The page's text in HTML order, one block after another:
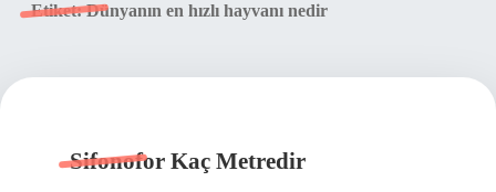
Etiket:Dünyanın en hızlı hayvanı nedir
Sifonofor Kaç Metredir